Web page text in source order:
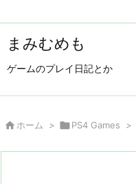
まみむめも
ゲームのプレイ日記とか
 ホーム > PS4 Games >